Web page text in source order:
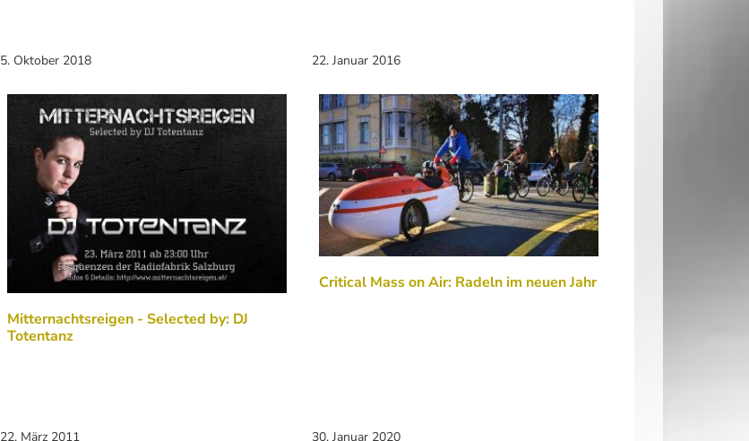
5. Oktober 2018 22. Januar 2016
Mitternachtsreigen - Selected by: DJ
Totentanz
22. März 2011
Critical Mass on Air: Radeln im neuen Jahr
30. Januar 2020